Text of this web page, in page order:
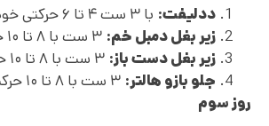
ددلیفت: با ۳ ست ۴ تا ۶ حرکتی خود را گرم کنید.
زیر بغل دمبل خم:
زیر بغل دست باز:
جلو بازو هالتر:
روز سوم